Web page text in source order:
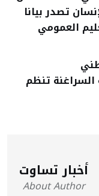
تصدر بيانا
العمومي
الوطني
السراغنة تنظم
أخبار تساوت
About Author